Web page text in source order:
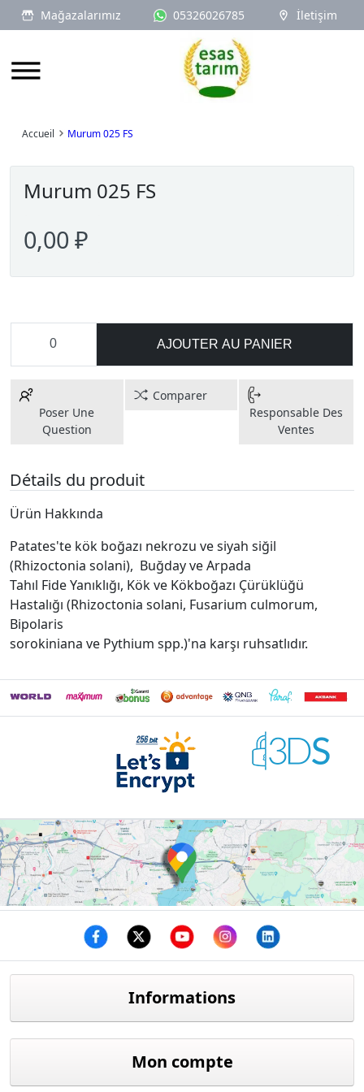
Mağazalarımız 05326026785 İletişim
Logo
Accueil Murum 025 FS
Murum 025 FS
0,00 ₽
AJOUTER AU PANIER
Poser Une
Question
Comparer
Responsable Des
Ventes
Détails du produit
Ürün Hakkında
Patates'te kök boğazı nekrozu ve siyah siğil
(Rhizoctonia solani), Buğday ve Arpada
Tahıl Fide Yanıklığı, Kök ve Kökboğazı Çürüklüğü
Hastalığı (Rhizoctonia solani, Fusarium culmorum,
Bipolaris
sorokiniana ve Pythium spp.)'na karşı ruhsatlıdır.
Informations
Mon compte